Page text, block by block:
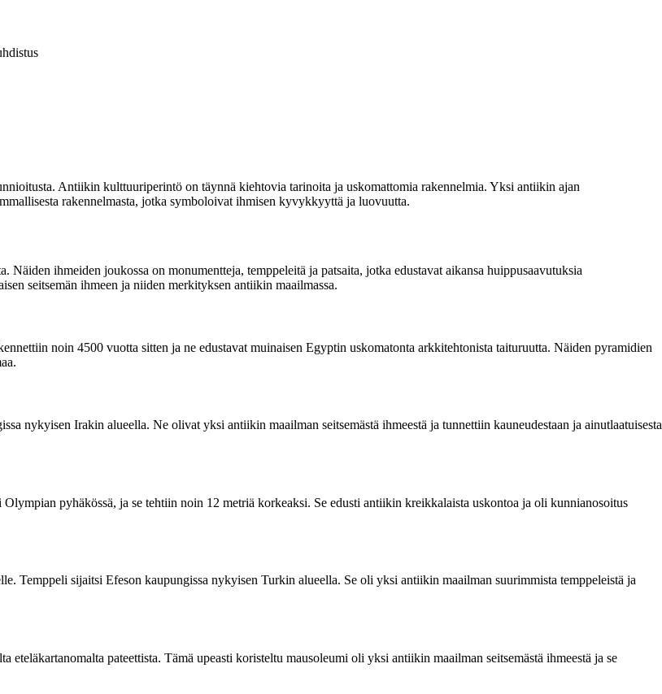
Antiikin kulttuuriperintö on täynnä kiehtovia tarinoita ja uskomattomia rakennelmia. Yksi antiikin ajan
rakennelmasta, jotka symboloivat ihmisen kyvykkyyttä ja luovuutta.
ihmeiden joukossa on monumentteja, temppeleitä ja patsaita, jotka edustavat aikansa huippusaavutuksia
seitsemän ihmeen ja niiden merkityksen antiikin maailmassa.
noin 4500 vuotta sitten ja ne edustavat muinaisen Egyptin uskomatonta arkkitehtonista taituruutta. Näiden pyramidien
nykyisen Irakin alueella. Ne olivat yksi antiikin maailman seitsemästä ihmeestä ja tunnettiin kauneudestaan ja ainutlaatuisesta
pyhäkössä, ja se tehtiin noin 12 metriä korkeaksi. Se edusti antiikin kreikkalaista uskontoa ja oli kunnianosoitus
Temppeli sijaitsi Efeson kaupungissa nykyisen Turkin alueella. Se oli yksi antiikin maailman suurimmista temppeleistä ja
pateettista. Tämä upeasti koristeltu mausoleumi oli yksi antiikin maailman seitsemästä ihmeestä ja se